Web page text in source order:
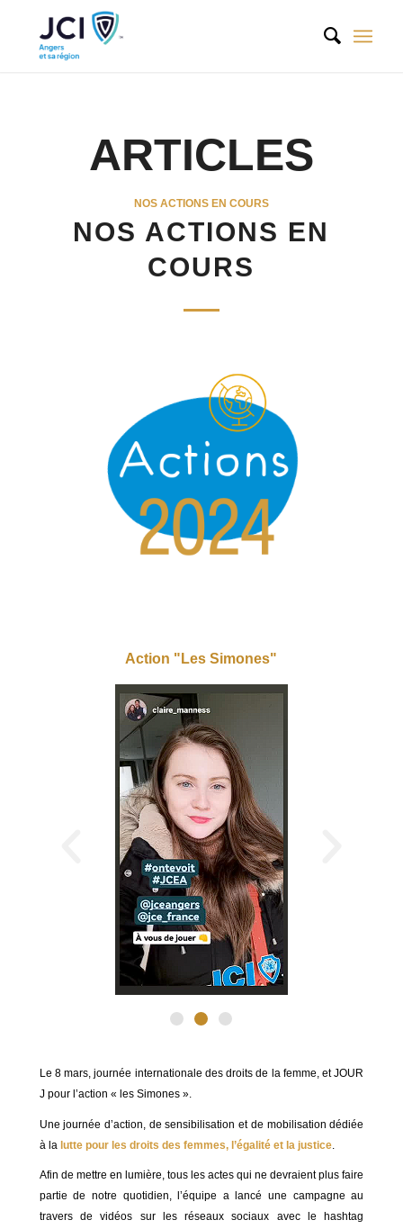
ARTICLES
NOS ACTIONS EN COURS
NOS ACTIONS EN
COURS
Action "Les Simones"
Le 8 mars, journée internationale des droits de la femme, et JOUR
J pour l’action « les Simones ».
Une journée d’action, de sensibilisation et de mobilisation dédiée
à la lutte pour les droits des femmes, l’égalité et la justice.
Afin de mettre en lumière, tous les actes qui ne devraient plus faire
partie de notre quotidien, l’équipe a lancé une campagne au
travers de vidéos sur les réseaux sociaux avec le hashtag